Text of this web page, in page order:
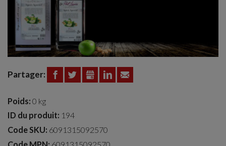
Partager: FACEBOOKTWITTERGOOGLE+LINKEDIN
Poids: 0 kg
ID du produit: 194
Code SKU: 6091315092570